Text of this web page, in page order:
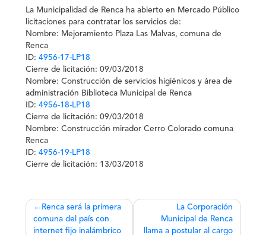
La Municipalidad de Renca ha abierto en Mercado Público
licitaciones para contratar los servicios de:
Nombre: Mejoramiento Plaza Las Malvas, comuna de
Renca
ID: 4956-17-LP18
Cierre de licitación: 09/03/2018
Nombre: Construcción de servicios higiénicos y área de
administración Biblioteca Municipal de Renca
ID: 4956-18-LP18
Cierre de licitación: 09/03/2018
Nombre: Construcción mirador Cerro Colorado comuna
Renca
ID: 4956-19-LP18
Cierre de licitación: 13/03/2018
Navegación
de
Renca será la primera
comuna del país con
internet fijo inalámbrico
La Corporación
Municipal de Renca
llama a postular al cargo